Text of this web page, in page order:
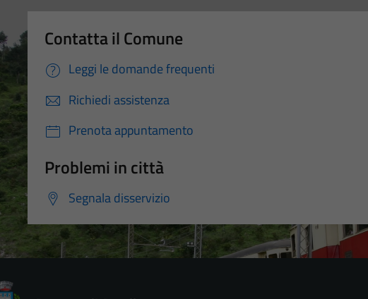
Contatta il Comune
Leggi le domande frequenti
Richiedi assistenza
Prenota appuntamento
Problemi in città
Segnala disservizio